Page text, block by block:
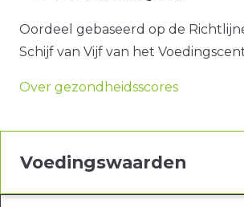
Oordeel gebaseerd op de
Schijf van Vijf van het
Over gezondheidsscores
Voedingswaarden